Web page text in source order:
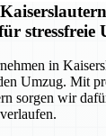
stressfreie
in
Umzug. Mit
sorgen wir